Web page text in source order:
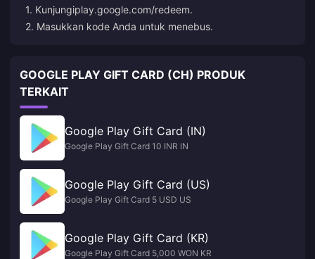
1. Kunjungiplay.google.com/redeem.
2. Masukkan kode Anda untuk menebus.
GOOGLE PLAY GIFT CARD (CH) PRODUK
TERKAIT
Google Play Gift Card (IN)
Google Play Gift Card 10 INR IN
Google Play Gift Card (US)
Google Play Gift Card 5 USD US
Google Play Gift Card (KR)
Google Play Gift Card 5,000 WON KR